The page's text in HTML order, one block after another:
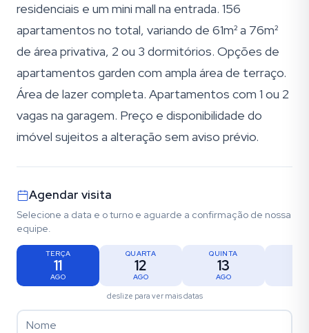
residenciais e um mini mall na entrada. 156
apartamentos no total, variando de 61m² a 76m²
de área privativa, 2 ou 3 dormitórios. Opções de
apartamentos garden com ampla área de terraço.
Área de lazer completa. Apartamentos com 1 ou 2
vagas na garagem. Preço e disponibilidade do
imóvel sujeitos a alteração sem aviso prévio.
Agendar visita
Selecione a data e o turno e aguarde a confirmação de nossa
equipe.
TERÇA
11
AGO
QUARTA
12
AGO
QUINTA
13
AGO
deslize para ver mais datas